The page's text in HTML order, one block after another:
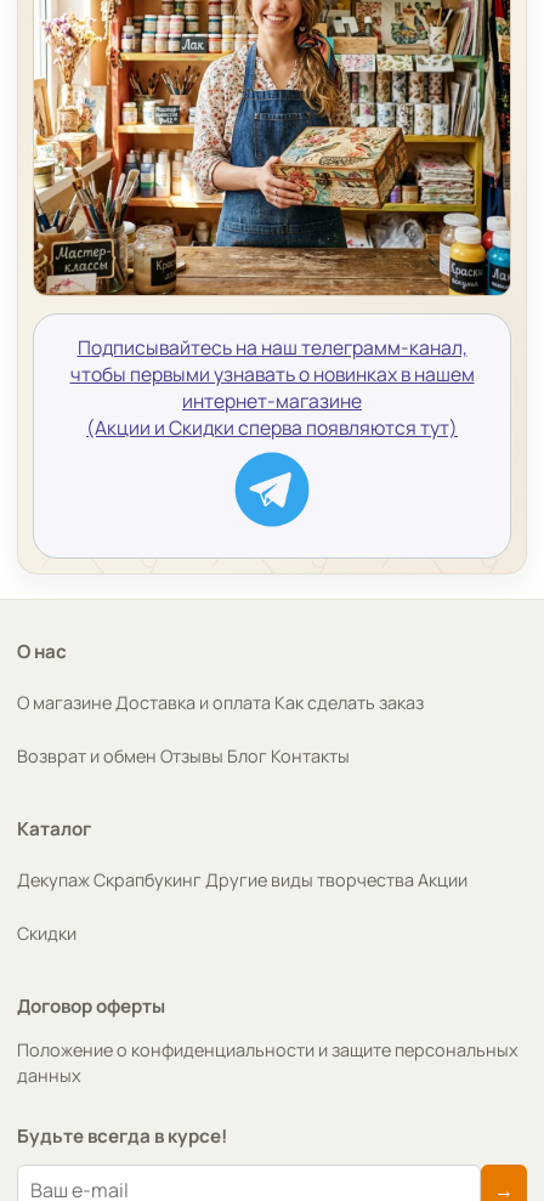
Подписывайтесь на наш телеграмм-канал,
чтобы первыми узнавать о новинках в нашем
интернет-магазине
(Акции и Скидки сперва появляются тут)
О нас
О магазинеДоставка и оплата Как сделать заказ
Возврат и обмен Отзывы Блог Контакты
Каталог
ДекупажСкрапбукингДругие виды творчества Акции
Скидки
Договор оферты
Положение о конфиденциальности и защите персональных
данных
Будьте всегда в курсе!
→